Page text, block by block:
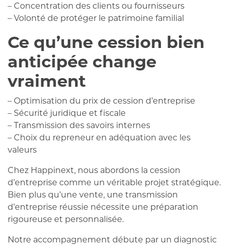
– Concentration des clients ou fournisseurs
– Volonté de protéger le patrimoine familial
Ce qu’une cession bien
anticipée change
vraiment
– Optimisation du prix de cession d’entreprise
– Sécurité juridique et fiscale
– Transmission des savoirs internes
– Choix du repreneur en adéquation avec les
valeurs
Chez Happinext, nous abordons la cession
d’entreprise comme un véritable projet stratégique.
Bien plus qu’une vente, une transmission
d’entreprise réussie nécessite une préparation
rigoureuse et personnalisée.
Notre accompagnement débute par un diagnostic